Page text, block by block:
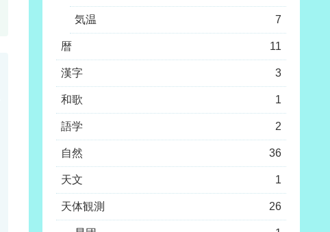
気温 7
暦 11
漢字 3
和歌 1
語学 2
自然 36
天文 1
天体観測 26